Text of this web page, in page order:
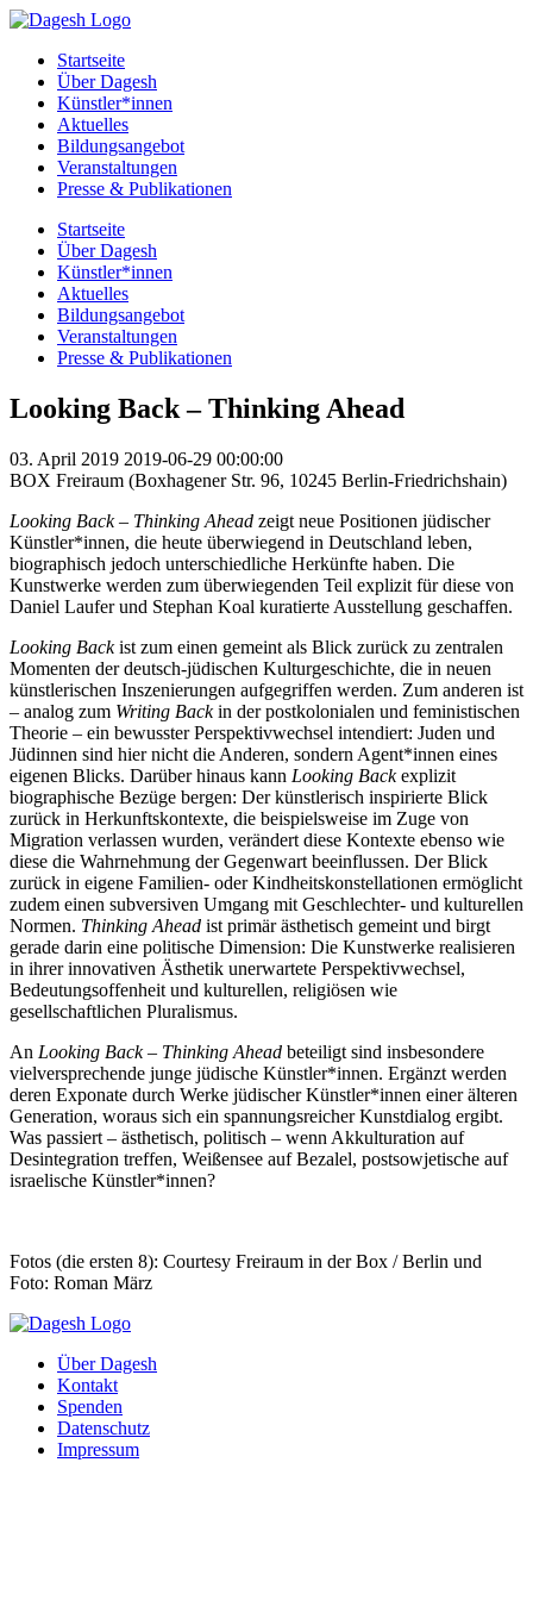
Startseite
Über Dagesh
Künstler*innen
Aktuelles
Bildungsangebot
Veranstaltungen
Presse & Publikationen
Startseite
Über Dagesh
Künstler*innen
Aktuelles
Bildungsangebot
Veranstaltungen
Presse & Publikationen
Looking Back – Thinking Ahead
03. April 2019 2019-06-29 00:00:00
BOX Freiraum (Boxhagener Str. 96, 10245 Berlin-Friedrichshain)
Looking Back – Thinking Ahead zeigt neue Positionen jüdischer
Künstler*innen, die heute überwiegend in Deutschland leben,
biographisch jedoch unterschiedliche Herkünfte haben. Die
Kunstwerke werden zum überwiegenden Teil explizit für diese von
Daniel Laufer und Stephan Koal kuratierte Ausstellung geschaffen.
Looking Backist zum einen gemeint als Blick zurück zu zentralen
Momenten der deutsch-jüdischen Kulturgeschichte, die in neuen
künstlerischen Inszenierungen aufgegriffen werden. Zum anderen ist
– analog zum Writing Backin der postkolonialen und feministischen
Theorie – ein bewusster Perspektivwechsel intendiert: Juden und
Jüdinnen sind hier nicht die Anderen, sondern Agent*innen eines
eigenen Blicks. Darüber hinaus kann Looking Backexplizit
biographische Bezüge bergen: Der künstlerisch inspirierte Blick
zurück in Herkunftskontexte, die beispielsweise im Zuge von
Migration verlassen wurden, verändert diese Kontexte ebenso wie
diese die Wahrnehmung der Gegenwart beeinflussen. Der Blick
zurück in eigene Familien- oder Kindheitskonstellationen ermöglicht
zudem einen subversiven Umgang mit Geschlechter- und kulturellen
Normen. Thinking Ahead ist primär ästhetisch gemeint und birgt
gerade darin eine politische Dimension: Die Kunstwerke realisieren
in ihrer innovativen Ästhetik unerwartete Perspektivwechsel,
Bedeutungsoffenheit und kulturellen, religiösen wie
gesellschaftlichen Pluralismus.
An Looking Back – Thinking Ahead beteiligt sind insbesondere
vielversprechende junge jüdische Künstler*innen. Ergänzt werden
deren Exponate durch Werke jüdischer Künstler*innen einer älteren
Generation, woraus sich ein spannungsreicher Kunstdialog ergibt.
Was passiert – ästhetisch, politisch – wenn Akkulturation auf
Desintegration treffen, Weißensee auf Bezalel, postsowjetische auf
israelische Künstler*innen?
Fotos (die ersten 8): Courtesy Freiraum in der Box / Berlin und
Foto: Roman März
Über Dagesh
Kontakt
Spenden
Datenschutz
Impressum